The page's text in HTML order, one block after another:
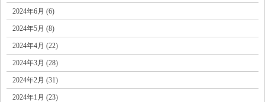
2024年6月 (6)
2024年5月 (8)
2024年4月 (22)
2024年3月 (28)
2024年2月 (31)
2024年1月 (23)